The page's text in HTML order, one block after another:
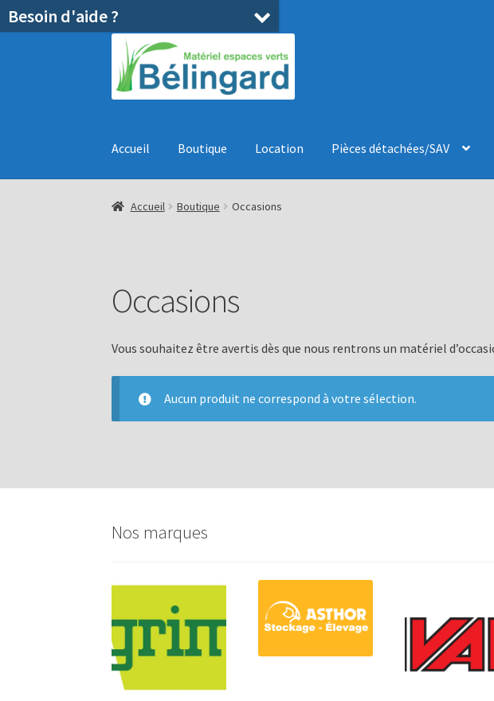
Aller
la
navigation
Aller
au
contenu
Accueil Boutique Location Pièces détachées/SAV
Accueil Boutique Occasions
Occasions
Vous souhaitez être avertis dès que nous rentrons un matériel
Aucun produit ne correspond à votre sélection.
Nos marques
Besoin d'aide ?